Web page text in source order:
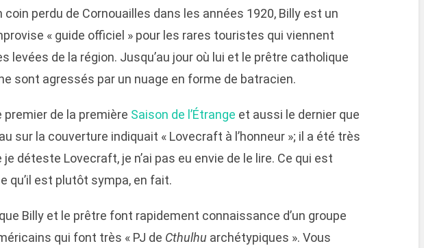
coin perdu de Cornouailles dans les années 1920, Billy est un
« guide officiel » pour les rares touristes qui viennent
levées de la région. Jusqu’au jour où lui et le prêtre catholique
sont agressés par un nuage en forme de batracien.
premier de la première Saison de l’Étrange et aussi le dernier que
sur la couverture indiquait « Lovecraft à l’honneur »; il a été très
déteste Lovecraft, je n’ai pas eu envie de le lire. Ce qui est
qu’il est plutôt sympa, en fait.
Billy et le prêtre font rapidement connaissance d’un groupe
qui font très « PJ de Cthulhu archétypiques ». Vous